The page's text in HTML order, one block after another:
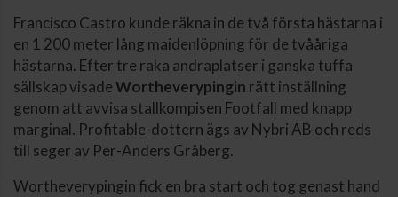
Francisco Castro kunde räkna in de två första hästarna i
en 1 200 meter lång maidenlöpning för de tvååriga
hästarna. Efter tre raka andraplatser i ganska tuffa
sällskap visadeWortheverypingin rätt inställning
genom att avvisa stallkompisen Footfall med knapp
marginal. Profitable-dottern ägs av Nybri AB och reds
till seger av Per-Anders Gråberg.
Wortheverypingin fick en bra start och tog genast hand